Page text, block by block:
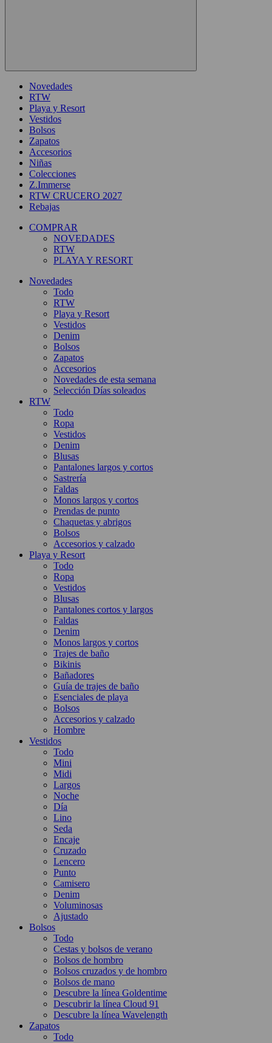
Novedades
RTW
Playa y Resort
Vestidos
Bolsos
Zapatos
Accesorios
Niñas
Colecciones
Z.Immerse
RTW CRUCERO 2027
Rebajas
COMPRAR
NOVEDADES
RTW
PLAYA Y RESORT
Novedades
Todo
RTW
Playa y Resort
Vestidos
Denim
Bolsos
Zapatos
Accesorios
Novedades de esta semana
Selección Días soleados
RTW
Todo
Ropa
Vestidos
Denim
Blusas
Pantalones largos y cortos
Sastrería
Faldas
Monos largos y cortos
Prendas de punto
Chaquetas y abrigos
Bolsos
Accesorios y calzado
Playa y Resort
Todo
Ropa
Vestidos
Blusas
Pantalones cortos y largos
Faldas
Denim
Monos largos y cortos
Trajes de baño
Bikinis
Bañadores
Guía de trajes de baño
Esenciales de playa
Bolsos
Accesorios y calzado
Hombre
Vestidos
Todo
Mini
Midi
Largos
Noche
Día
Lino
Seda
Encaje
Cruzado
Lencero
Punto
Camisero
Denim
Voluminosas
Ajustado
Bolsos
Todo
Cestas y bolsos de verano
Bolsos de hombro
Bolsos cruzados y de hombro
Bolsos de mano
Descubre la línea Goldentime
Descubrir la línea Cloud 91
Descubre la línea Wavelength
Zapatos
Todo